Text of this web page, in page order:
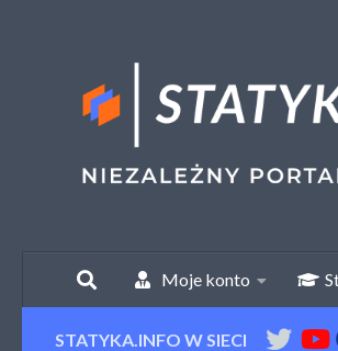
Moje konto
STATYKA.INFO W SIECI